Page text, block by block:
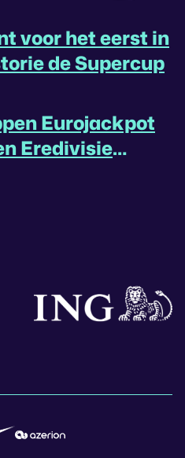
voor het eerst in
de Supercup
Eurojackpot
Eredivisie